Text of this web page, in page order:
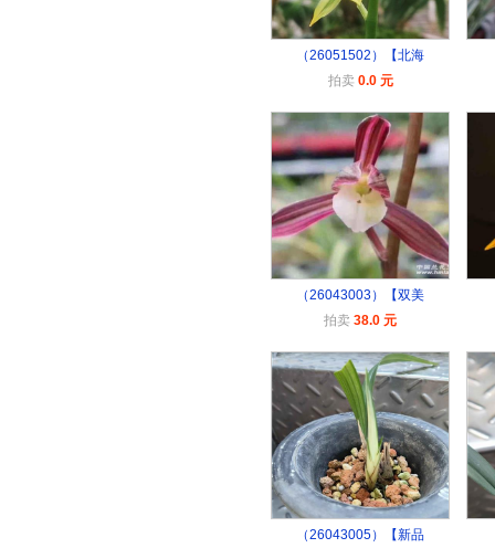
（26051502）【北海
拍卖 0.0 元
（26043003）【双美
拍卖 38.0 元
（26043005）【新品